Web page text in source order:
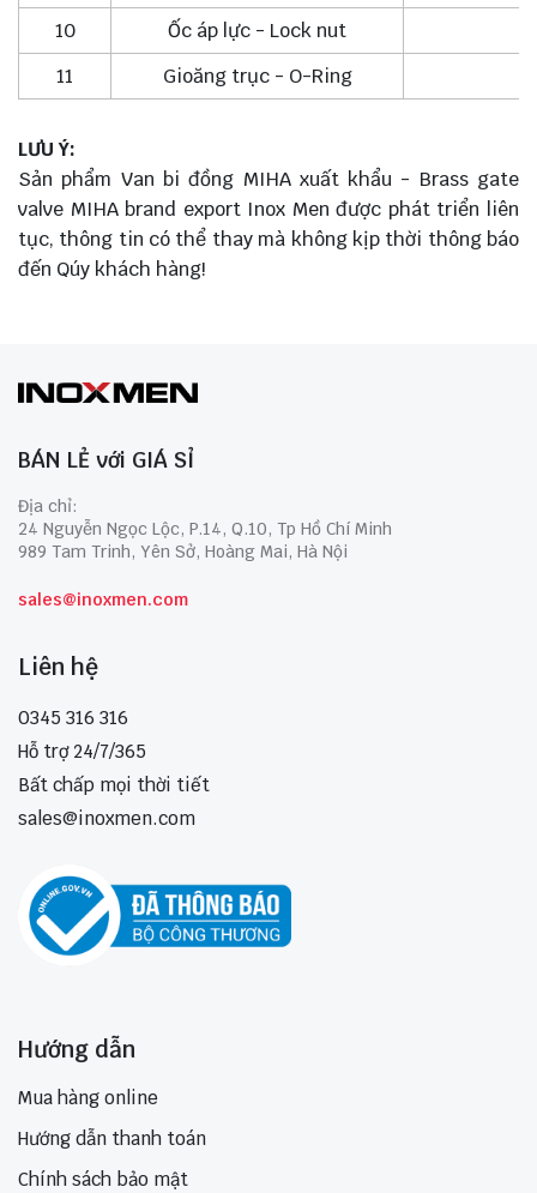
10
Ốc áp lực - Lock nut
11
Gioăng trục - O-Ring
LƯU Ý:
Sản phẩm Van bi đồng MIHA xuất khẩu - Brass gate
valve MIHA brand export Inox Men được phát triển liên
tục, thông tin có thể thay mà không kịp thời thông báo
đến Qúy khách hàng!
BÁN LẺ với GIÁ SỈ
Địa chỉ:
24 Nguyễn Ngọc Lộc, P.14, Q.10, Tp Hồ Chí Minh
989 Tam Trinh, Yên Sở, Hoàng Mai, Hà Nội
sales@inoxmen.com
Liên hệ
0345 316 316
Hỗ trợ 24/7/365
Bất chấp mọi thời tiết
sales@inoxmen.com
Hướng dẫn
Mua hàng online
Hướng dẫn thanh toán
Chính sách bảo mật